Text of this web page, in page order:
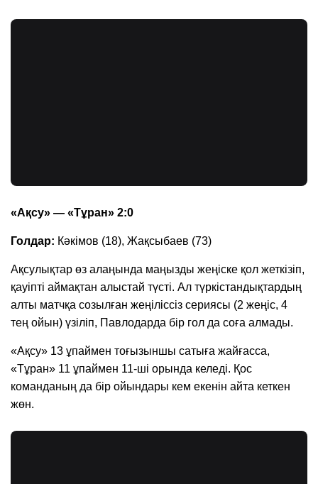
«Ақсу» — «Тұран» 2:0
Голдар: Кәкімов (18), Жақсыбаев (73)
Ақсулықтар өз алаңында маңызды жеңіске қол жеткізіп,
қауіпті аймақтан алыстай түсті. Ал түркістандықтардың
алты матчқа созылған жеңіліссіз сериясы (2 жеңіс, 4
тең ойын) үзіліп, Павлодарда бір гол да соға алмады.
«Ақсу» 13 ұпаймен тоғызыншы сатыға жайғасса,
«Тұран» 11 ұпаймен 11-ші орында келеді. Қос
команданың да бір ойындары кем екенін айта кеткен
жөн.